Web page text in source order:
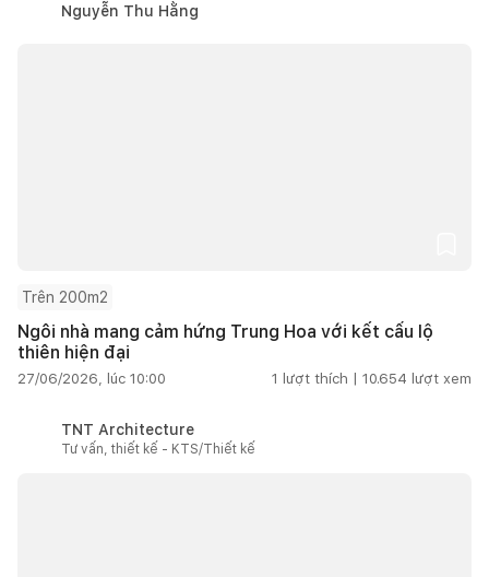
Nguyễn Thu Hằng
Trên 200m2
Ngôi nhà mang cảm hứng Trung Hoa với kết cấu lộ
thiên hiện đại
27/06/2026, lúc 10:00 1 lượt thích | 10.654 lượt xem
TNT Architecture
Tư vấn, thiết kế - KTS/Thiết kế